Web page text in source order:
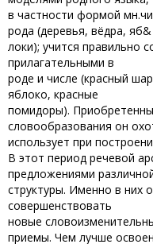
в частности формой
рода (деревья, вёдра, яб&
локи); учится правильно
прилагательными в
роде и числе (красный
яблоко, красные
помидоры).
словообразования он
использует при
В этот период речевой
предложениями
структуры. Именно в них
совершенствовать
новые
приемы. Чем лучше